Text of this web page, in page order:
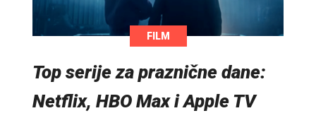
FILM
Top serije za praznične dane:
Netflix, HBO Max i Apple TV